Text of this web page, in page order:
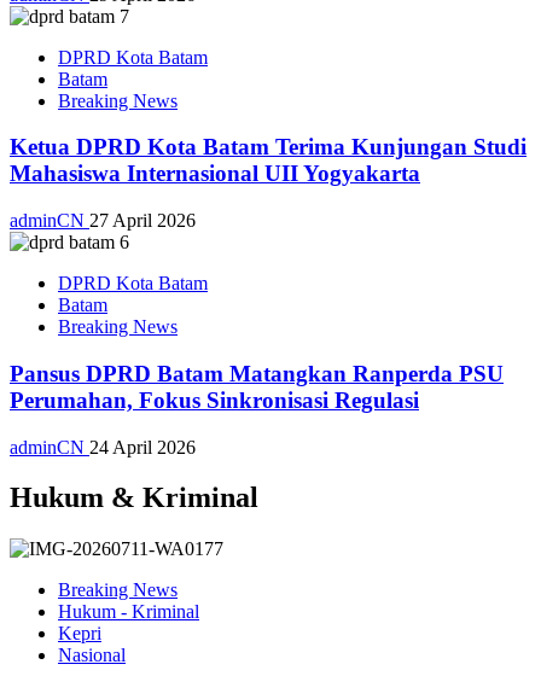
DPRD Kota Batam
Batam
Breaking News
Ketua DPRD Kota Batam Terima Kunjungan Studi
Mahasiswa Internasional UII Yogyakarta
adminCN 27 April 2026
DPRD Kota Batam
Batam
Breaking News
Pansus DPRD Batam Matangkan Ranperda PSU
Perumahan, Fokus Sinkronisasi Regulasi
adminCN 24 April 2026
Hukum & Kriminal
Breaking News
Hukum - Kriminal
Kepri
Nasional